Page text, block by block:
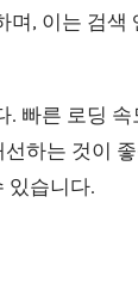
, 이는 검색
빠른 로딩
하는 것이
있습니다.